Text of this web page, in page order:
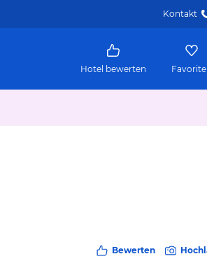
Kontakt
Hotel bewerten
Bewerten